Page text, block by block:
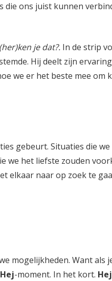
ons juist kunnen
je dat?. In de strip
Hij deelt zijn
we er het beste mee om
gebeurt. Situaties die
we het liefste zouden
elkaar naar op zoek te
mogelijkheden. Want als
Hej-moment. In het kort. Hej